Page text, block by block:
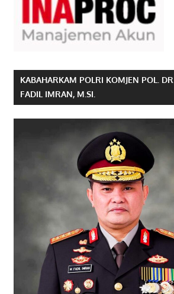
KABAHARKAM POLRI KOMJEN POL.
FADIL IMRAN, M.SI.